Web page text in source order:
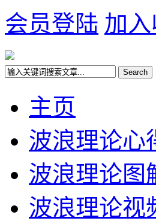
会员登陆 加
主页
波浪理论心
波浪理论图
波浪理论视